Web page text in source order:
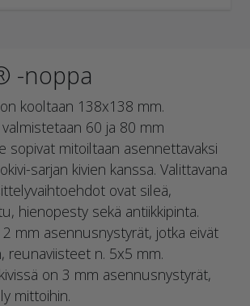
-noppa
kooltaan 138x138 mm.
60 ja 80 mm
sopivat mitoiltaan asennettavaksi
sarjan kivien kanssa. Valittavana
ovat sileä,
hienopesty sekä antiikkipinta.
mm asennusnystyrät, jotka eivät
reunaviisteet n. 5x5 mm.
on 3 mm asennusnystyrät,
mittoihin.